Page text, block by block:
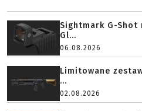
Sightmark G-
Gl...
06.08.2026
Limitowane
...
02.08.2026